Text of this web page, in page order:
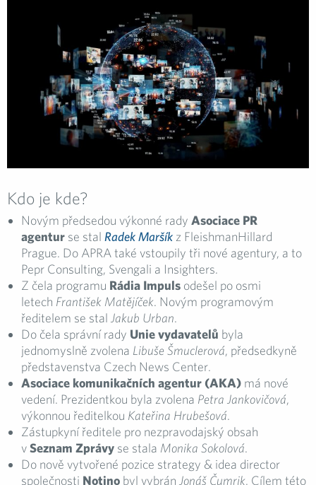
Kdo je kde?
Novým předsedou výkonné rady Asociace PR
agentur se stal Radek Maršík z FleishmanHillard
Prague. Do APRA také vstoupily tři nové agentury, a to
Pepr Consulting, Svengali a Insighters.
Z čela programu Rádia Impuls odešel po osmi
letech František Matějíček. Novým programovým
ředitelem se stal Jakub Urban.
Do čela správní rady Unie vydavatelů byla
jednomyslně zvolena Libuše Šmuclerová, předsedkyně
představenstva Czech News Center.
Asociace komunikačních agentur (AKA) má nové
vedení. Prezidentkou byla zvolena Petra Jankovičová,
výkonnou ředitelkou Kateřina Hrubešová.
Zástupkyní ředitele pro nezpravodajský obsah
vSeznam Zprávy se stala Monika Sokolová.
Do nově vytvořené pozice strategy & idea director
společnosti Notino byl vybrán Jonáš Čumrik. Cílem této